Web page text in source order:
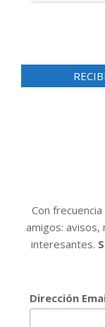
Con
amigos: avisos,
interesantes.
Dirección